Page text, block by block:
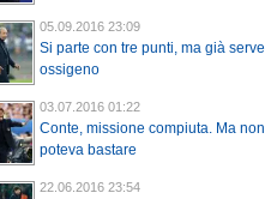
05.09.2016 23:09
Si parte con tre punti, ma già serve
ossigeno
03.07.2016 01:22
Conte, missione compiuta. Ma non
poteva bastare
22.06.2016 23:54